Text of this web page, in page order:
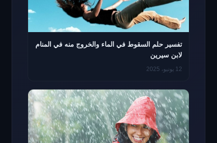
تفسير حلم السقوط في الماء والخروج منه في المنام
لابن سيرين
12 يونيو، 2025